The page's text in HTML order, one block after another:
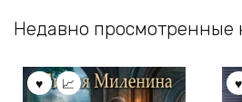
Недавно просмотренные